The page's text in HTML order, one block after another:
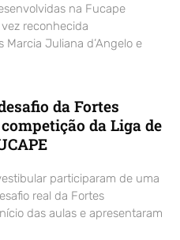
na Fucape
reconhecida
Juliana d’Angelo e
da Fortes
da Liga de
participaram de uma
real da Fortes
das aulas e apresentaram